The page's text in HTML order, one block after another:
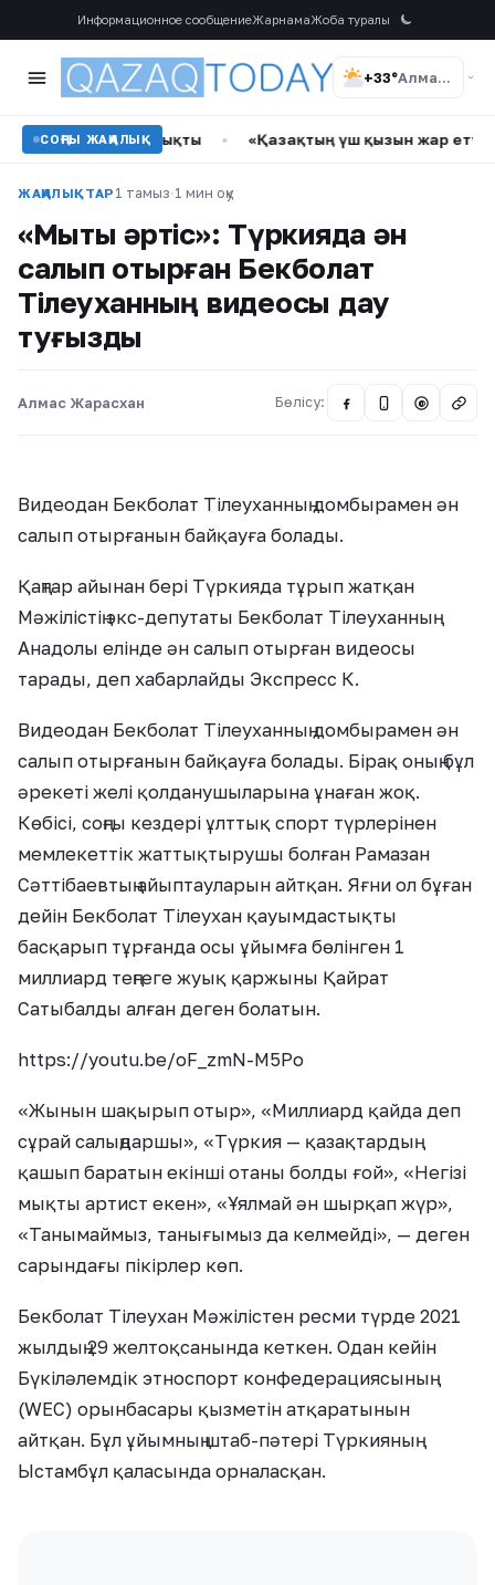
Информационное сообщениеЖарнамаЖоба туралы
+33° Алматы
СОҢҒЫ ЖАҢАЛЫҚ
өрт шықты • «Қазақтың үш қызын жар етуді нәсіп
ЖАҢАЛЫҚТАР 1 тамыз·1 мин оқу
«Мықты әртіс»: Түркияда ән
салып отырған Бекболат
Тілеуханның видеосы дау
туғызды
Алмас Жарасхан Бөлісу: @
Видеодан Бекболат Тілеуханның домбырамен ән
салып отырғанын байқауға болады.
Қаңтар айынан бері Түркияда тұрып жатқан
Мәжілістің экс-депутаты Бекболат Тілеуханның
Анадолы елінде ән салып отырған видеосы
тарады, деп хабарлайды Экспресс К.
Видеодан Бекболат Тілеуханның домбырамен ән
салып отырғанын байқауға болады. Бірақ оның бұл
әрекеті желі қолданушыларына ұнаған жоқ.
Көбісі, соңғы кездері ұлттық спорт түрлерінен
мемлекеттік жаттықтырушы болған Рамазан
Сәттібаевтың айыптауларын айтқан. Яғни ол бұған
дейін Бекболат Тілеухан қауымдастықты
басқарып тұрғанда осы ұйымға бөлінген 1
миллиард теңгеге жуық қаржыны Қайрат
Сатыбалды алған деген болатын.
https://youtu.be/oF_zmN-M5Po
«Жынын шақырып отыр», «Миллиард қайда деп
сұрай салыңдаршы», «Түркия — қазақтардың
қашып баратын екінші отаны болды ғой», «Негізі
мықты артист екен», «Ұялмай ән шырқап жүр»,
«Танымаймыз, танығымыз да келмейді», — деген
сарындағы пікірлер көп.
Бекболат Тілеухан Мәжілістен ресми түрде 2021
жылдың 29 желтоқсанында кеткен. Одан кейін
Бүкіләлемдік этноспорт конфедерациясының
(WEC) орынбасары қызметін атқаратынын
айтқан. Бұл ұйымның штаб-пәтері Түркияның
Ыстамбұл қаласында орналасқан.